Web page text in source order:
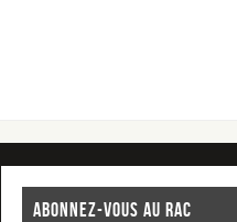
ABONNEZ-VOUS AU RAC